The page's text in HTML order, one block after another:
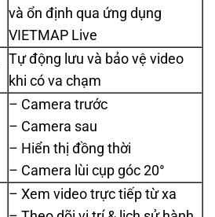
và ổn định qua ứng dụng
VIETMAP Live
Tự động lưu và bảo vệ video
khi có va chạm
– Camera trước
– Camera sau
– Hiển thị đồng thời
– Camera lùi cụp góc 20°
– Xem video trực tiếp từ xa